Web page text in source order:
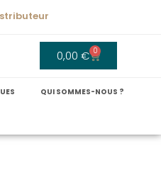
0,00€ 0
QUI SOMMES-NOUS ?